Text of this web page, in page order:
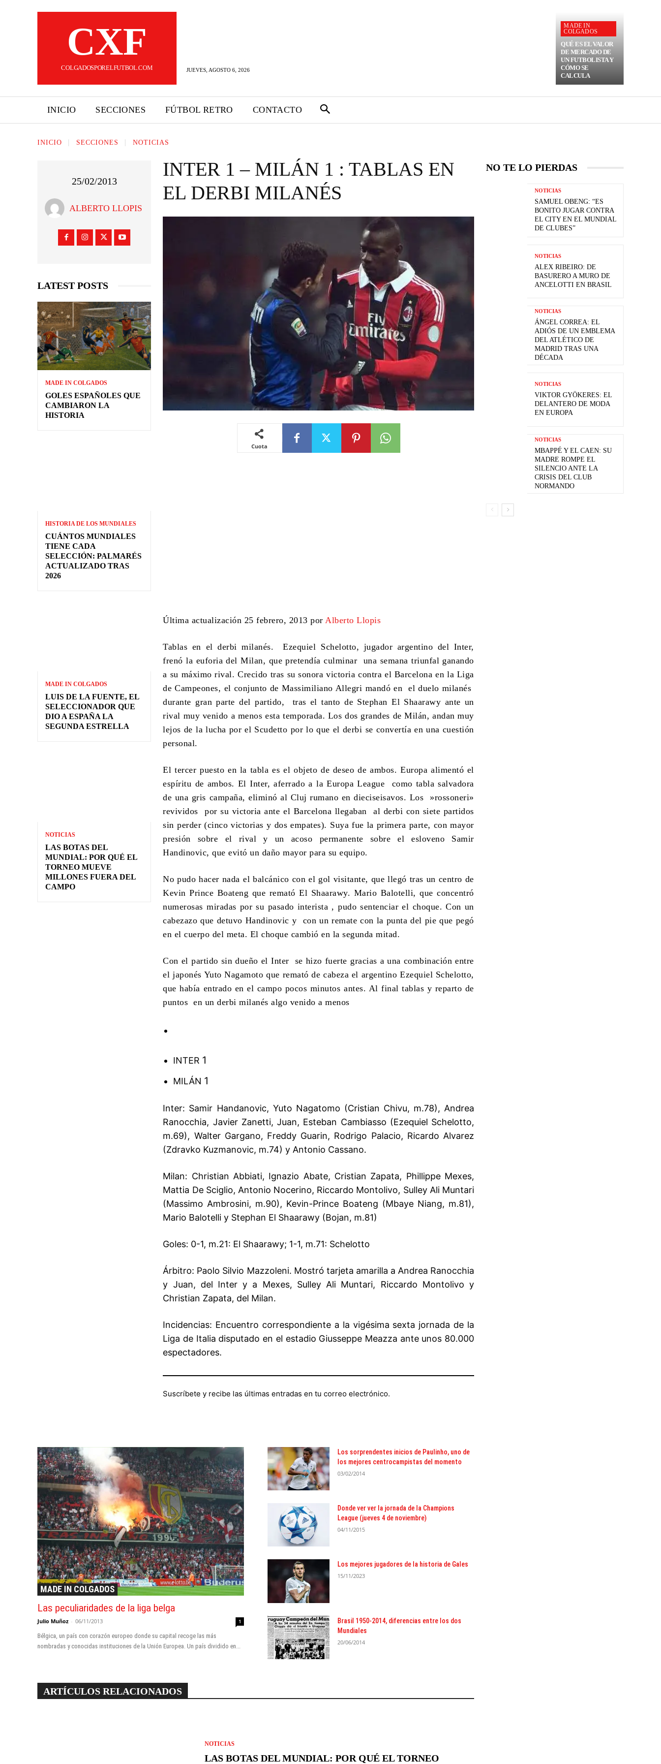
CXF
COLGADOSPORELFUTBOL.COM JUEVES, AGOSTO 6, 2026
MADE IN
COLGADOS
QUÉ ES EL VALOR
DE MERCADO DE
UN FUTBOLISTA Y
CÓMO SE
CALCULA
INICIO SECCIONES FÚTBOL RETRO CONTACTO
INICIO SECCIONES NOTICIAS
25/02/2013
ALBERTO LLOPIS
LATEST POSTS
MADE IN COLGADOS
GOLES ESPAÑOLES QUE
CAMBIARON LA
HISTORIA
HISTORIA DE LOS MUNDIALES
CUÁNTOS MUNDIALES
TIENE CADA
SELECCIÓN: PALMARÉS
ACTUALIZADO TRAS
2026
MADE IN COLGADOS
LUIS DE LA FUENTE, EL
SELECCIONADOR QUE
DIO A ESPAÑA LA
SEGUNDA ESTRELLA
NOTICIAS
LAS BOTAS DEL
MUNDIAL: POR QUÉ EL
TORNEO MUEVE
MILLONES FUERA DEL
CAMPO
INTER 1 – MILÁN 1 : TABLAS EN
EL DERBI MILANÉS
Cuota
Última actualización 25 febrero, 2013 porAlberto Llopis
Tablas en el derbi milanés. Ezequiel Schelotto, jugador argentino del Inter,
frenó la euforia del Milan, que pretendía culminar una semana triunfal ganando
a su máximo rival. Crecido tras su sonora victoria contra el Barcelona en la Liga
de Campeones, el conjunto de Massimiliano Allegri mandó en el duelo milanés
durante gran parte del partido, tras el tanto de Stephan El Shaarawy ante un
rival muy venido a menos esta temporada. Los dos grandes de Milán, andan muy
lejos de la lucha por el Scudetto por lo que el derbi se convertía en una cuestión
personal.
El tercer puesto en la tabla es el objeto de deseo de ambos. Europa alimentó el
espíritu de ambos. El Inter, aferrado a la Europa League como tabla salvadora
de una gris campaña, eliminó al Cluj rumano en dieciseisavos. Los »rossoneri»
revividos por su victoria ante el Barcelona llegaban al derbi con siete partidos
sin perder (cinco victorias y dos empates). Suya fue la primera parte, con mayor
presión sobre el rival y un acoso permanente sobre el esloveno Samir
Handinovic, que evitó un daño mayor para su equipo.
No pudo hacer nada el balcánico con el gol visitante, que llegó tras un centro de
Kevin Prince Boateng que remató El Shaarawy. Mario Balotelli, que concentró
numerosas miradas por su pasado interista , pudo sentenciar el choque. Con un
cabezazo que detuvo Handinovic y con un remate con la punta del pie que pegó
en el cuerpo del meta. El choque cambió en la segunda mitad.
Con el partido sin dueño el Inter se hizo fuerte gracias a una combinación entre
el japonés Yuto Nagamoto que remató de cabeza el argentino Ezequiel Schelotto,
que había entrado en el campo pocos minutos antes. Al final tablas y reparto de
puntos en un derbi milanés algo venido a menos
INTER 1
MILÁN 1
Inter: Samir Handanovic, Yuto Nagatomo (Cristian Chivu, m.78), Andrea
Ranocchia, Javier Zanetti, Juan, Esteban Cambiasso (Ezequiel Schelotto,
m.69), Walter Gargano, Freddy Guarin, Rodrigo Palacio, Ricardo Alvarez
(Zdravko Kuzmanovic, m.74) y Antonio Cassano.
Milan: Christian Abbiati, Ignazio Abate, Cristian Zapata, Phillippe Mexes,
Mattia De Sciglio, Antonio Nocerino, Riccardo Montolivo, Sulley Ali Muntari
(Massimo Ambrosini, m.90), Kevin-Prince Boateng (Mbaye Niang, m.81),
Mario Balotelli y Stephan El Shaarawy (Bojan, m.81)
Goles: 0-1, m.21: El Shaarawy; 1-1, m.71: Schelotto
Árbitro: Paolo Silvio Mazzoleni. Mostró tarjeta amarilla a Andrea Ranocchia
y Juan, del Inter y a Mexes, Sulley Ali Muntari, Riccardo Montolivo y
Christian Zapata, del Milan.
Incidencias: Encuentro correspondiente a la vigésima sexta jornada de la
Liga de Italia disputado en el estadio Giusseppe Meazza ante unos 80.000
espectadores.
Suscríbete y recibe las últimas entradas en tu correo electrónico.
MADE IN COLGADOS
Las peculiaridades de la liga belga
Julio Muñoz - 06/11/2013 1
Bélgica, un país con corazón europeo donde su capital recoge las más
nombradas y conocidas instituciones de la Unión Europea. Un país dividido en...
Los sorprendentes inicios de Paulinho, uno de
los mejores centrocampistas del momento
03/02/2014
Donde ver ver la jornada de la Champions
League (jueves 4 de noviembre)
04/11/2015
Los mejores jugadores de la historia de Gales
15/11/2023
Brasil 1950-2014, diferencias entre los dos
Mundiales
20/06/2014
ARTÍCULOS RELACIONADOS
NOTICIAS
LAS BOTAS DEL MUNDIAL: POR QUÉ EL TORNEO
NO TE LO PIERDAS
NOTICIAS
SAMUEL OBENG: “ES
BONITO JUGAR CONTRA
EL CITY EN EL MUNDIAL
DE CLUBES”
NOTICIAS
ALEX RIBEIRO: DE
BASURERO A MURO DE
ANCELOTTI EN BRASIL
NOTICIAS
ÁNGEL CORREA: EL
ADIÓS DE UN EMBLEMA
DEL ATLÉTICO DE
MADRID TRAS UNA
DÉCADA
NOTICIAS
VIKTOR GYÖKERES: EL
DELANTERO DE MODA
EN EUROPA
NOTICIAS
MBAPPÉ Y EL CAEN: SU
MADRE ROMPE EL
SILENCIO ANTE LA
CRISIS DEL CLUB
NORMANDO